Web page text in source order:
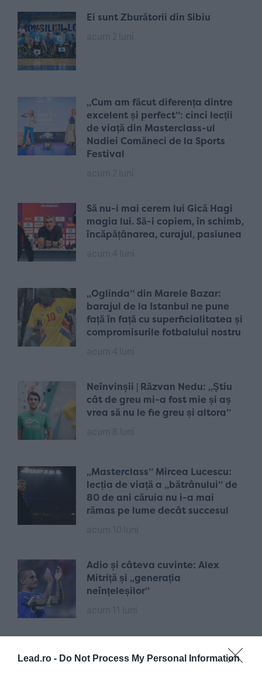
Lead.ro - Do Not Process My Personal Information
Ei sunt Zburătorii din Sibiu
„Cum am făcut diferența dintre
excelent și perfect”: cinci lecții
de viață din Masterclass-ul
Nadiei Comăneci de la Sports
Festival
Să nu-i mai cerem lui Gică Hagi
magia lui. Să-i copiem, în schimb,
încăpățânarea, curajul, pasiunea
„Oglinda” din Marele Bazar:
barajul de la Istanbul ne pune
față în față cu superficialitatea și
compromisurile fotbalului nostru
Neînvinșii | Răzvan Nedu: „Știu
cât de greu mi-a fost mie și aș
vrea să nu le fie greu și altora”
„Masterclass” Mircea Lucescu:
lecția de viață a „bătrânului” de
80 de ani căruia nu i-a mai
rămas pe lume decât succesul
Adio și câteva cuvinte: Alex
Mitriță și „generația
neînțeleșilor”
Neînvinșii | Radu Drăgușin: „Am
învățat că nu o să vină nimeni să